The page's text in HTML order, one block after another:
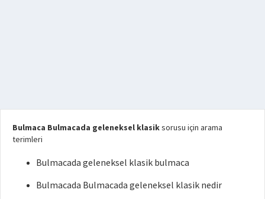
Bulmaca Bulmacada geleneksel klasiksorusu için arama
terimleri
Bulmacada geleneksel klasik bulmaca
Bulmacada Bulmacada geleneksel klasik nedir